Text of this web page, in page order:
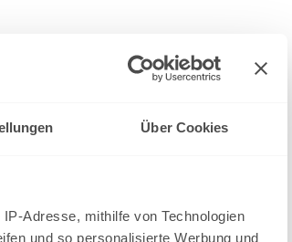
Über Cookies
Adresse, mithilfe von Technologien
und so personalisierte Werbung und